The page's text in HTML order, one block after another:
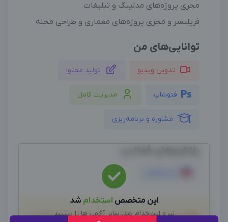
مجری پروژه‌های مدلینگ و تبلیغات
فریلنسر و مجری پروژه‌های معماری و طراحی مجله
توانایی‌های من
تدوین ویدیو تولید محتوا
فتوشاپ مدیریت کامل
مشاوره و برنامه‌ریزی
لطفاً پیش از انجام معامله و هر نوع پرداخت وجه، از
این متخصص استخدام شد
نیرو استخدام شد، سایر آگهی ها را ببینید